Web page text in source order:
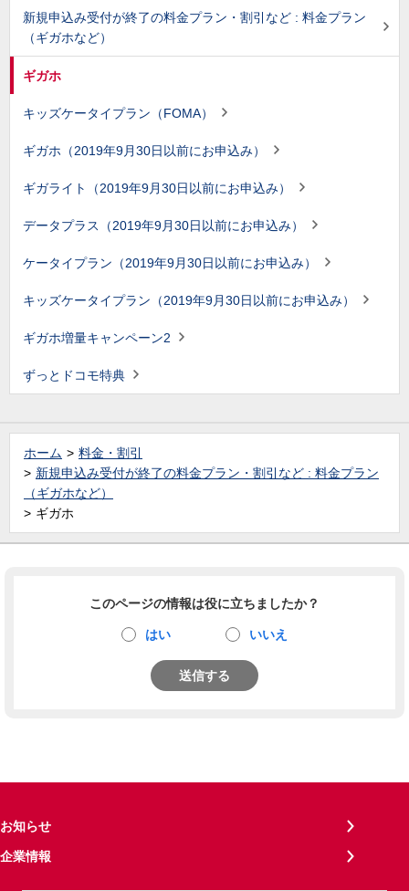
新規申込み受付が終了の料金プラン・割引など : 料金プラン
（ギガホなど）
ギガホ
キッズケータイプラン（FOMA）
ギガホ（2019年9月30日以前にお申込み）
ギガライト（2019年9月30日以前にお申込み）
データプラス（2019年9月30日以前にお申込み）
ケータイプラン（2019年9月30日以前にお申込み）
キッズケータイプラン（2019年9月30日以前にお申込み）
ギガホ増量キャンペーン2
ずっとドコモ特典
ホーム
料金・割引
新規申込み受付が終了の料金プラン・割引など : 料金プラン
（ギガホなど）
ギガホ
このページの情報は役に立ちましたか？
はい いいえ
送信する
お知らせ
企業情報